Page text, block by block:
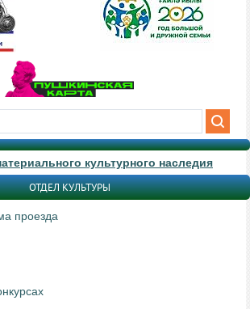
культурного наследия
ОТДЕЛ КУЛЬТУРЫ
проезда